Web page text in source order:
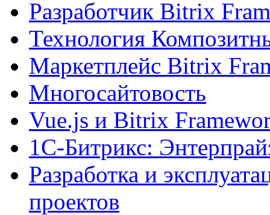
Разработчик Bitrix
Технология
Маркетплейс Bitrix
Многосайтовость
Vue.js и Bitrix
1С-Битрикс:
Разработка и
проектов